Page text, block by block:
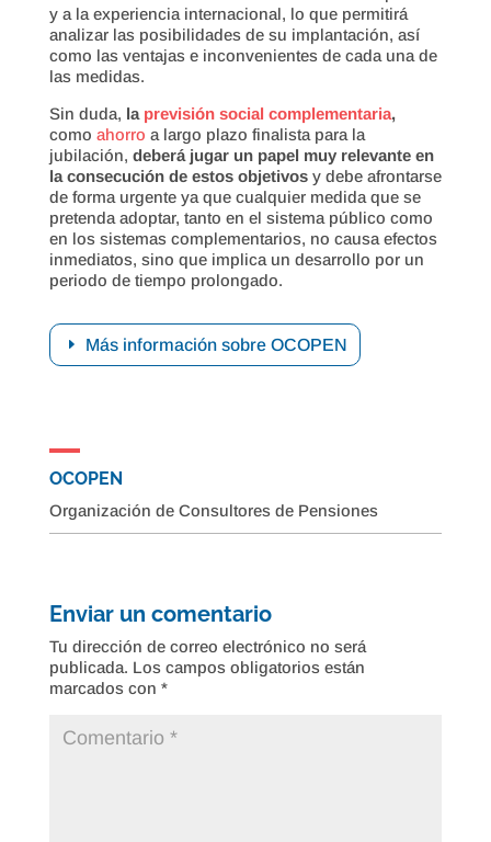
y a la experiencia internacional, lo que permitirá
analizar las posibilidades de su implantación, así
como las ventajas e inconvenientes de cada una de
las medidas.
Sin duda, la previsión social complementaria,
como ahorro a largo plazo finalista para la
jubilación, deberá jugar un papel muy relevante en
la consecución de estos objetivos y debe afrontarse
de forma urgente ya que cualquier medida que se
pretenda adoptar, tanto en el sistema público como
en los sistemas complementarios, no causa efectos
inmediatos, sino que implica un desarrollo por un
periodo de tiempo prolongado.
Más información sobre OCOPEN
OCOPEN
Organización de Consultores de Pensiones
Enviar un comentario
Tu dirección de correo electrónico no será
publicada. Los campos obligatorios están
marcados con *